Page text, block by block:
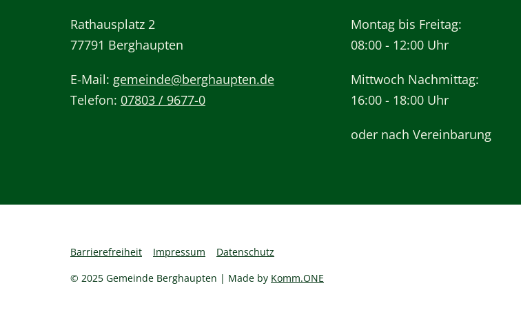
Rathausplatz 2
77791 Berghaupten
E-Mail: gemeinde@berghaupten.de
Telefon: 07803 / 9677-0
Montag bis Freitag:
08:00 - 12:00 Uhr
Mittwoch Nachmittag:
16:00 - 18:00 Uhr
oder nach Vereinbarung
Barrierefreiheit Impressum
Datenschutz
© 2025 Gemeinde Berghaupten | Made by Komm.ONE